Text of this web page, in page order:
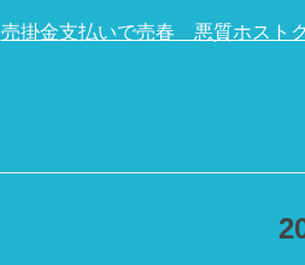
売掛金支払いで売春 悪質ホスト